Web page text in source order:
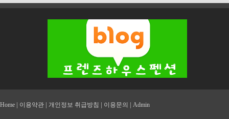
Home | 이용약관 | 개인정보 취급방침 | 이용문의 | Admin